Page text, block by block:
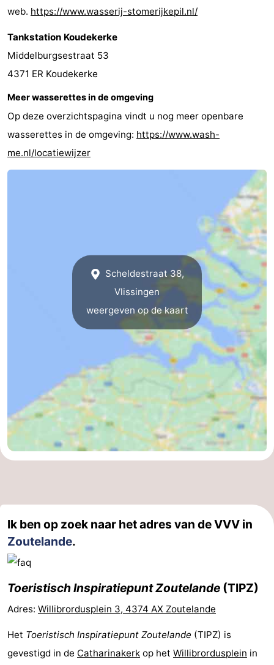
-
Fietsen
-
Wandelen
-
Paardrijden
Golfbanen
-
Parkeren
Reisboekenwinkel
Nieuws
Medische
Schouwen-
Duiveland
Renesse
Bruinisse
-
web. https://www.wasserij-stomerijkepil.nl/
Tankstation Koudekerke
Middelburgsestraat 53
4371 ER Koudekerke
Meer wasserettes in de omgeving
Op deze overzichtspagina vindt u nog meer openbare
wasserettes in de omgeving: https://www.wash-
me.nl/locatiewijzer
Scheldestraat 38,
Vlissingen
weergeven op de kaart
Ik ben op zoek naar het adres van de VVV in
Zoutelande.
Toeristisch Inspiratiepunt Zoutelande (TIPZ)
Adres: Willibrordusplein 3, 4374 AX Zoutelande
Het Toeristisch Inspiratiepunt Zoutelande (TIPZ) is
gevestigd in de Catharinakerk op het Willibrordusplein in